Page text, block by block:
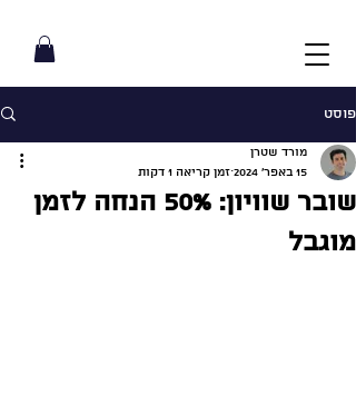
פוסט
שובר שוויון: 50% הנחה לזמן
מוגבל
מורד שטרן
15 באפר׳ 2024
זמן קריאה 1 דקות